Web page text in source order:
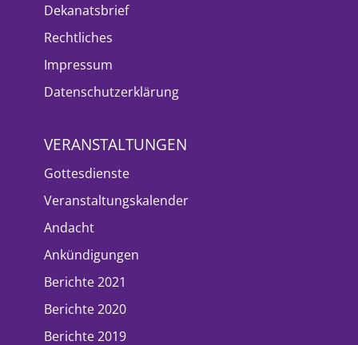
Dekanatsbrief
Rechtliches
Impressum
Datenschutzerklärung
VERANSTALTUNGEN
Gottesdienste
Veranstaltungskalender
Andacht
Ankündigungen
Berichte 2021
Berichte 2020
Berichte 2019